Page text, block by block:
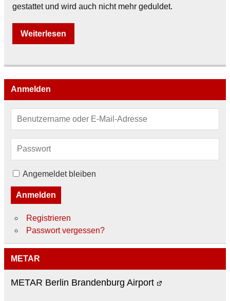
gestattet und wird auch nicht mehr geduldet.
Weiterlesen
Anmelden
Angemeldet bleiben
Anmelden
Registrieren
Passwort vergessen?
METAR
METAR Berlin Brandenburg Airport